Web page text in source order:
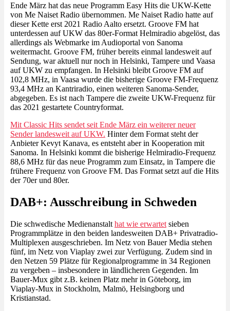
Ende März hat das neue Programm Easy Hits die UKW-Kette
von Me Naiset Radio übernommen. Me Naiset Radio hatte auf
dieser Kette erst 2021 Radio Aalto ersetzt. Groove FM hat
unterdessen auf UKW das 80er-Format Helmiradio abgelöst, das
allerdings als Webmarke im Audioportal von Sanoma
weitermacht. Groove FM, früher bereits einmal landesweit auf
Sendung, war aktuell nur noch in Helsinki, Tampere und Vaasa
auf UKW zu empfangen. In Helsinki bleibt Groove FM auf
102,8 MHz, in Vaasa wurde die bisherige Groove FM-Frequenz
93,4 MHz an Kantriradio, einen weiteren Sanoma-Sender,
abgegeben. Es ist nach Tampere die zweite UKW-Frequenz für
das 2021 gestartete Countryformat.
Mit Classic Hits sendet seit Ende März ein weiterer neuer
Sender landesweit auf UKW. Hinter dem Format steht der
Anbieter Kevyt Kanava, es entsteht aber in Kooperation mit
Sanoma. In Helsinki kommt die bisherige Helmiradio-Frequenz
88,6 MHz für das neue Programm zum Einsatz, in Tampere die
frühere Frequenz von Groove FM. Das Format setzt auf die Hits
der 70er und 80er.
DAB+: Ausschreibung in Schweden
Die schwedische Medienanstalt hat wie erwartet sieben
Programmplätze in den beiden landesweiten DAB+ Privatradio-
Multiplexen ausgeschrieben. Im Netz von Bauer Media stehen
fünf, im Netz von Viaplay zwei zur Verfügung. Zudem sind in
den Netzen 59 Plätze für Regionalprogramme in 34 Regionen
zu vergeben – insbesondere in ländlicheren Gegenden. Im
Bauer-Mux gibt z.B. keinen Platz mehr in Göteborg, im
Viaplay-Mux in Stockholm, Malmö, Helsingborg und
Kristianstad.